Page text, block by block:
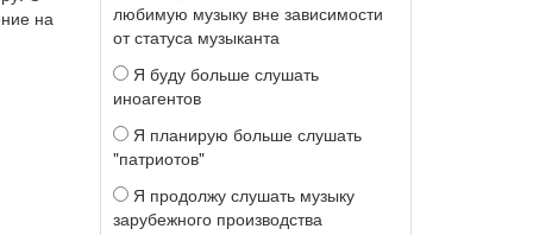
на
любимую музыку вне зависимости
от статуса музыканта
Я буду больше слушать
иноагентов
Я планирую больше слушать
"патриотов"
Я продолжу слушать музыку
зарубежного производства